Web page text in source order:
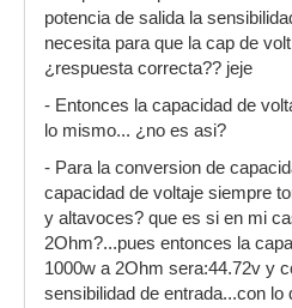
potencia de salida la
necesita para que la cap de
¿respuesta correcta?? jeje
- Entonces la capacidad de
lo mismo... ¿no es asi?
- Para la conversion de
capacidad de voltaje siempre
y altavoces? que es si en mi
2Ohm?...pues entonces la
1000w a 2Ohm sera:44.72v y
sensibilidad de entrada...con lo